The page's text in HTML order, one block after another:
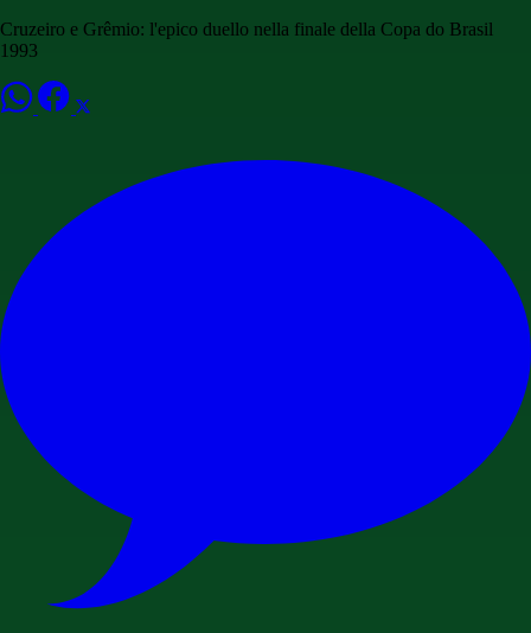
Cruzeiro e Grêmio: l'epico duello nella finale della Copa do Brasil
1993